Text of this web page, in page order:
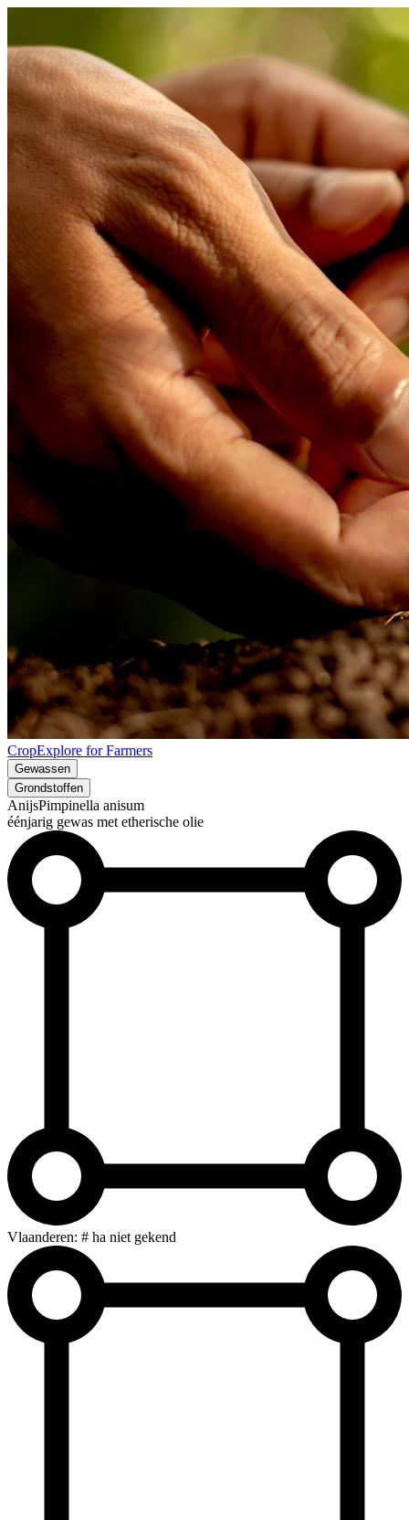
CropExplore for Farmers
Gewassen
Grondstoffen
AnijsPimpinella anisum
éénjarig gewas met etherische olie
Vlaanderen: # ha niet gekend